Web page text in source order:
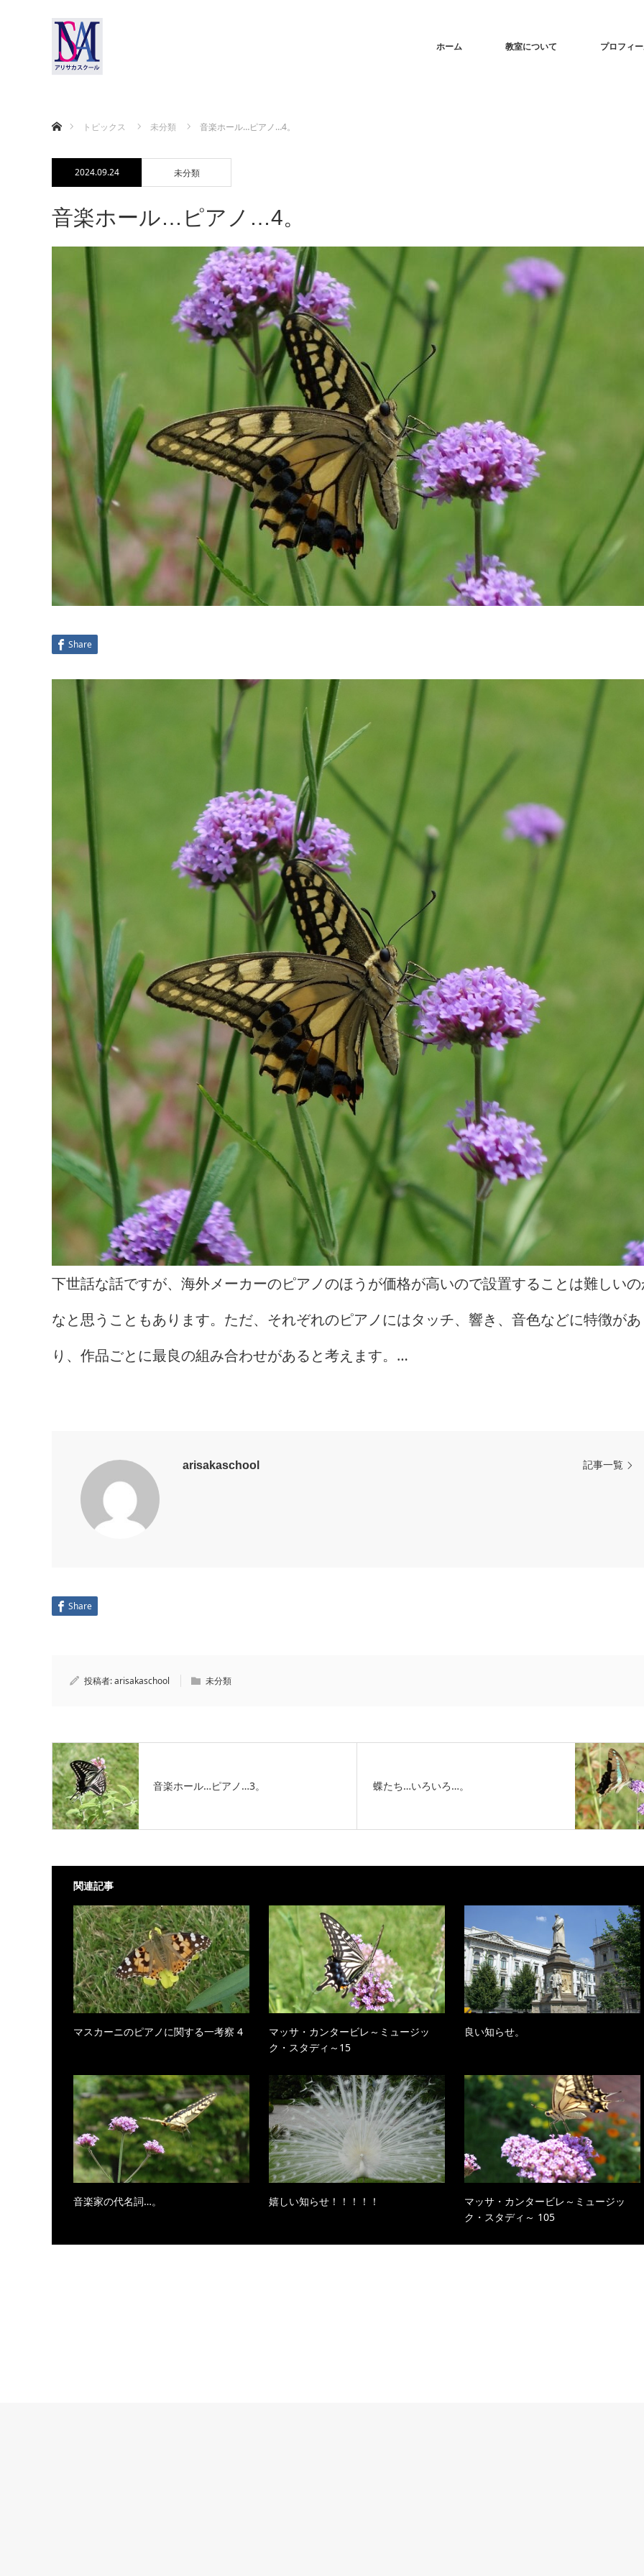
ホーム 教室について プロフィ
トピックス
未分類 音楽ホール…ピアノ…4。
2024.09.24 未分類
音楽ホール…ピアノ…4。
Share
下世話な話ですが、海外メーカーのピアノのほうが価格が高いので設置することは難しい
なと思うこともあります。ただ、それぞれのピアノにはタッチ、響き、音色などに特徴があ
り、作品ごとに最良の組み合わせがあると考えます。…
arisakaschool 記事一覧
Share
投稿者:arisakaschool 未分類
音楽ホール…ピアノ…3。 蝶たち…いろいろ…。
関連記事
マスカーニのピアノに関する一考察 4
マッサ・カンタービレ～ミュージッ
ク・スタディ～15
良い知らせ。
音楽家の代名詞…。 嬉しい知らせ！！！！！
マッサ・カンタービレ～ミュージッ
ク・スタディ～ 105